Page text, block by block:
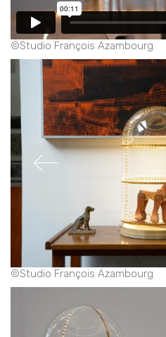
©Studio François Azambourg
©Studio François Azambourg